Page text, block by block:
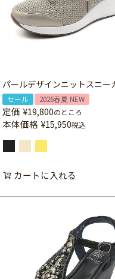
パールデザインニットスニー
セール 2026春夏 NEW
定価 ¥19,800のところ
本体価格 ¥15,950税込
カートに入れる